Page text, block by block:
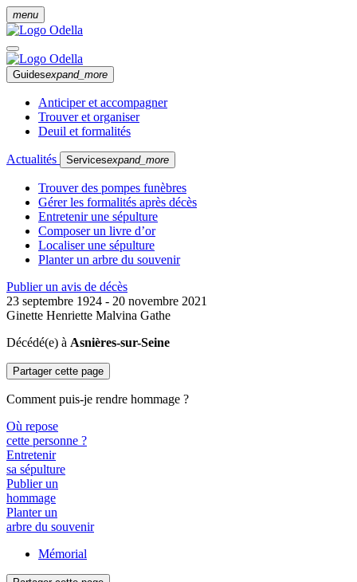
menu
Guidesexpand_more
Anticiper et accompagner
Trouver et organiser
Deuil et formalités
Actualités Servicesexpand_more
Trouver des pompes funèbres
Gérer les formalités après décès
Entretenir une sépulture
Composer un livre d’or
Localiser une sépulture
Planter un arbre du souvenir
Publier un avis de décès
23 septembre 1924 - 20 novembre 2021
Ginette Henriette Malvina Gathe
Décédé(e) à Asnières-sur-Seine
Partager cette page
Comment puis-je rendre hommage ?
Où repose
cette personne ?
Entretenir
sa sépulture
Publier un
hommage
Planter un
arbre du souvenir
Mémorial